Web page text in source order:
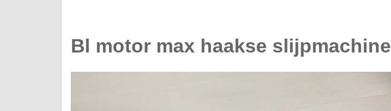
Bl motor max haakse slijpmachine